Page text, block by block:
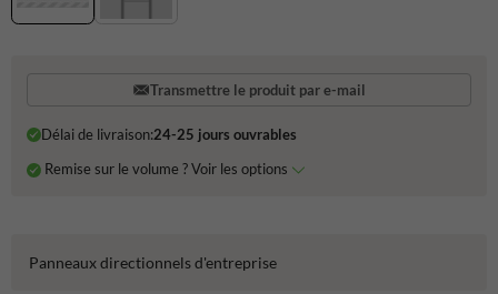
Transmettre le produit par e-mail
Délai de livraison:24-25 jours ouvrables
Remise sur le volume ? Voir les options
Panneaux directionnels d'entreprise